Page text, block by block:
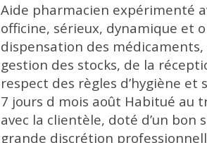
Aide pharmacien expérimenté
officine, sérieux, dynamique et
dispensation des
gestion des stocks, de la
respect des règles d’hygiène
7 jours d mois août Habitué au
avec la clientèle, doté d’un bon
grande discrétion